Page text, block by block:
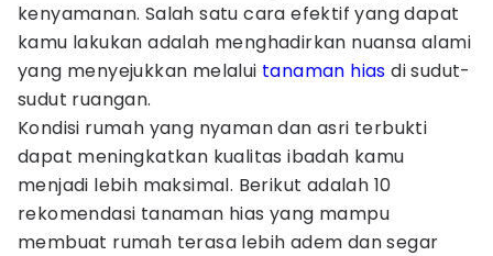
kenyamanan. Salah satu cara efektif yang dapat
kamu lakukan adalah menghadirkan nuansa alami
yang menyejukkan melalui tanaman hias di sudut-
sudut ruangan.
Kondisi rumah yang nyaman dan asri terbukti
dapat meningkatkan kualitas ibadah kamu
menjadi lebih maksimal. Berikut adalah 10
rekomendasi tanaman hias yang mampu
membuat rumah terasa lebih adem dan segar